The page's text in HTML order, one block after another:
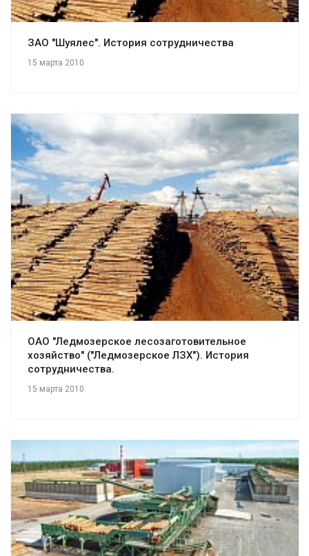
ЗАО "Шуялес". История сотрудничества
15 марта 2010
Смотреть проект
ОАО "Ледмозерское лесозаготовительное
хозяйство" ("Ледмозерское ЛЗХ"). История
сотрудничества.
15 марта 2010
Смотреть проект